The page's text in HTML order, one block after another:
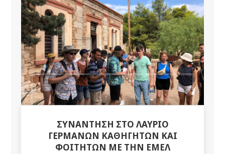
ΣΥΝΑΝΤΗΣΗ ΣΤΟ ΛΑΥΡΙΟ
ΓΕΡΜΑΝΩΝ ΚΑΘΗΓΗΤΩΝ ΚΑΙ
ΦΟΙΤΗΤΩΝ ΜΕ ΤΗΝ ΕΜΕΛ